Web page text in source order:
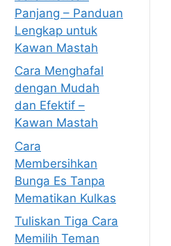
Panjang – Panduan
Lengkap untuk
Kawan Mastah
Cara Menghafal
dengan Mudah
dan Efektif –
Kawan Mastah
Cara
Membersihkan
Bunga Es Tanpa
Mematikan Kulkas
Tuliskan Tiga Cara
Memilih Teman